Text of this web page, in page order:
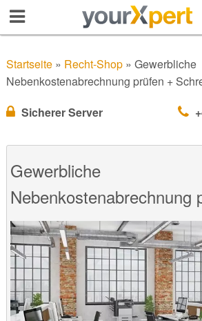
Startseite» Recht-Shop» Gewerbliche
Nebenkostenabrechnung prüfen +
Sicherer Server
Gewerbliche
Nebenkostenabrechnung